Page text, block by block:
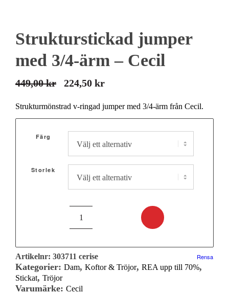
Strukturstickad jumper
med 3/4-ärm – Cecil
449,00kr
Det
ursprungliga
priset
449,00 kr.
224,50 kr
Det
nuvarande
priset
224,50 kr.
Strukturmönstrad v-ringad jumper med 3/4-ärm från Cecil.
Färg
Storlek
Rensa
Artikelnr: 303711 cerise
Kategorier: Dam, Koftor & Tröjor, REA upp till 70%,
Stickat, Tröjor
Varumärke: Cecil